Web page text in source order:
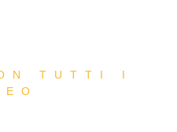
TUTTI I